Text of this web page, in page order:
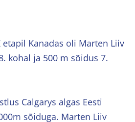
Kanadas oli Marten Liiv
kohal ja 500 m sõidus 7.
Calgarys algas Eesti
sõiduga. Marten Liiv